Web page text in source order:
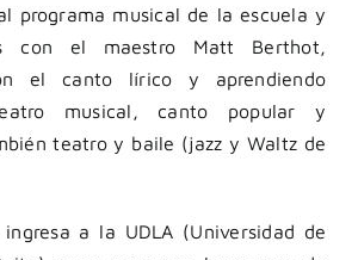
programa musical de la escuela y
con el maestro Matt Berthot,
el canto lírico y aprendiendo
musical, canto popular y
teatro y baile (jazz y Waltz de
a la UDLA (Universidad de